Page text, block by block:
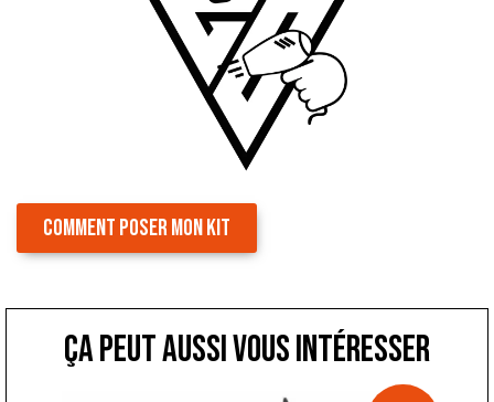
COMMENT POSER MON KIT
ça peut aussi vous intéresser